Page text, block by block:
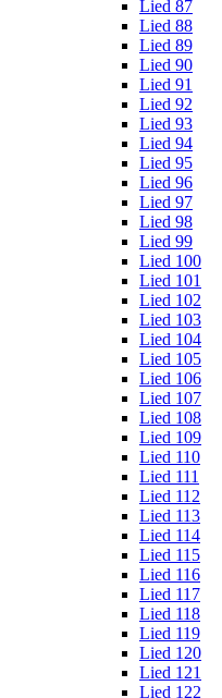
Lied 87
Lied 88
Lied 89
Lied 90
Lied 91
Lied 92
Lied 93
Lied 94
Lied 95
Lied 96
Lied 97
Lied 98
Lied 99
Lied 100
Lied 101
Lied 102
Lied 103
Lied 104
Lied 105
Lied 106
Lied 107
Lied 108
Lied 109
Lied 110
Lied 111
Lied 112
Lied 113
Lied 114
Lied 115
Lied 116
Lied 117
Lied 118
Lied 119
Lied 120
Lied 121
Lied 122